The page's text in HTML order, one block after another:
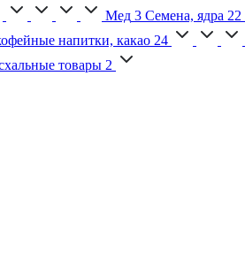
Мед 3 Семена, ядра 22
напитки, какао 24
товары 2